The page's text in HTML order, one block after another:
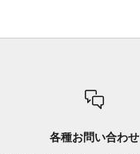
各種お問い合わせ